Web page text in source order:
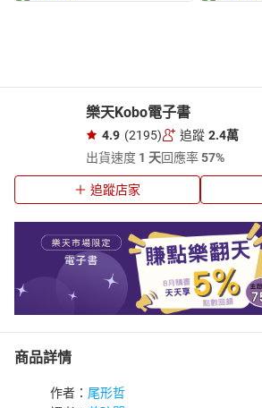
樂天Kobo電子書
4.9 (2195) 追蹤 2.4萬
出貨速度 1 天回應率57%
追蹤店家
商品詳情
作者： 尾形哲